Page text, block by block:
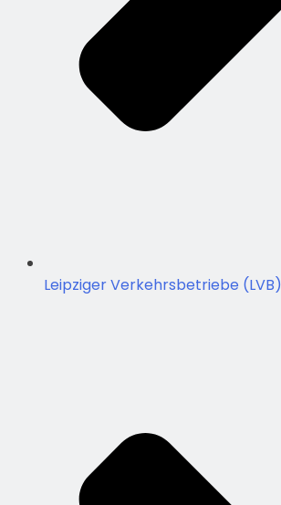
Leipziger Verkehrsbetriebe (LVB)